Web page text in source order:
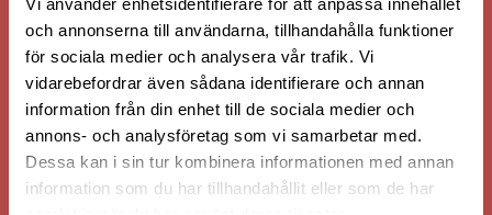
och annonserna till användarna, tillhandahålla funktioner
för sociala medier och analysera vår trafik. Vi
vidarebefordrar även sådana identifierare och annan
information från din enhet till de sociala medier och
annons- och analysföretag som vi samarbetar med.
Dessa kan i sin tur kombinera informationen med annan
information som du har tillhandahållit eller som de har
HANDLA VIA: BUTIK - WEBBSHOP - TELEFON